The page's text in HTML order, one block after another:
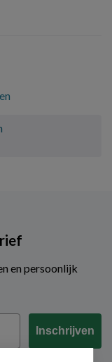
en persoonlijk
Inschrijven